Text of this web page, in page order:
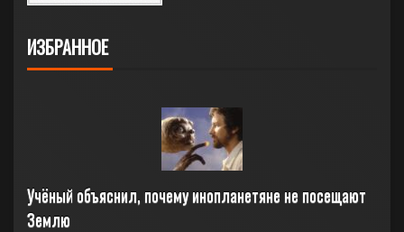
ИЗБРАННОЕ
Учёный объяснил, почему инопланетяне не посещают
Землю